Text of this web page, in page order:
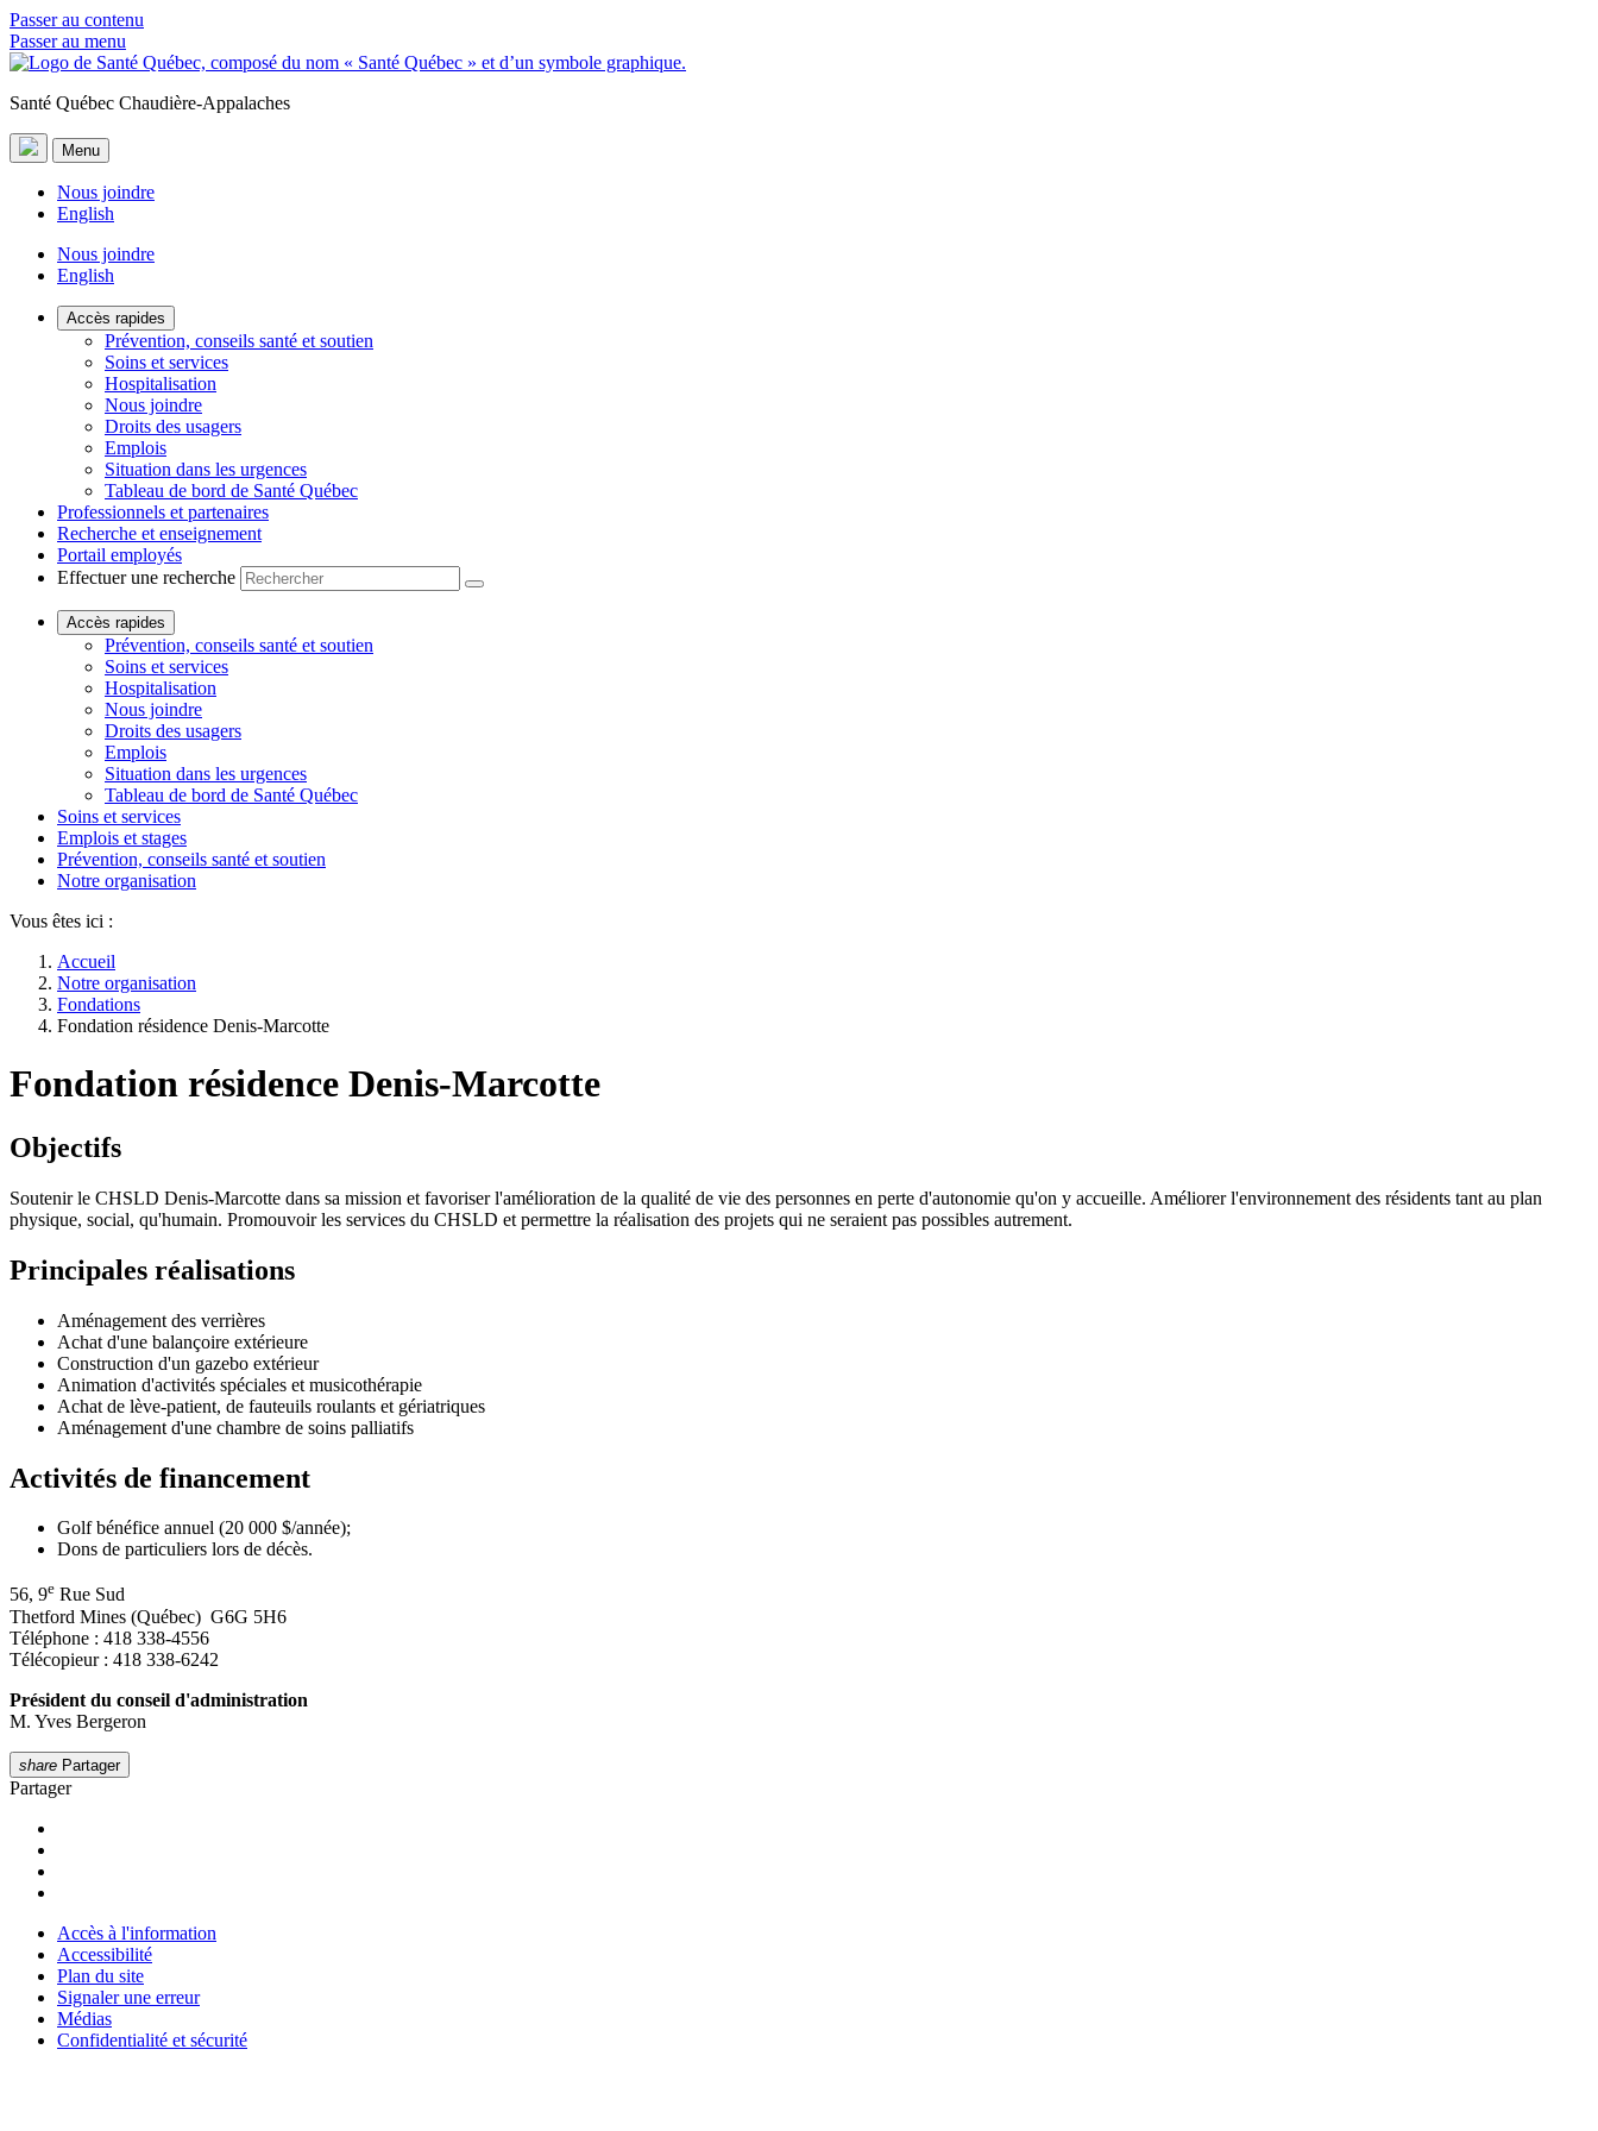
Passer au contenu
Passer au menu
Santé Québec Chaudière-Appalaches
Menu
Nous joindre
English
Nous joindre
English
Accès rapides
Prévention, conseils santé et soutien
Soins et services
Hospitalisation
Nous joindre
Droits des usagers
Emplois
Situation dans les urgences
Tableau de bord de Santé Québec
Professionnels et partenaires
Recherche et enseignement
Portail employés
Effectuer une recherche
Accès rapides
Prévention, conseils santé et soutien
Soins et services
Hospitalisation
Nous joindre
Droits des usagers
Emplois
Situation dans les urgences
Tableau de bord de Santé Québec
Soins et services
Emplois et stages
Prévention, conseils santé et soutien
Notre organisation
Vous êtes ici :
Accueil
Notre organisation
Fondations
Fondation résidence Denis-Marcotte
Fondation résidence Denis-Marcotte
Objectifs
Soutenir le CHSLD Denis-Marcotte dans sa mission et favoriser l'amélioration de la qualité de vie des personnes en perte d'autonomie qu'on y accueille. Améliorer l'environnement des résidents tant au plan
physique, social, qu'humain. Promouvoir les services du CHSLD et permettre la réalisation des projets qui ne seraient pas possibles autrement.
Principales réalisations
Aménagement des verrières
Achat d'une balançoire extérieure
Construction d'un gazebo extérieur
Animation d'activités spéciales et musicothérapie
Achat de lève-patient, de fauteuils roulants et gériatriques
Aménagement d'une chambre de soins palliatifs
Activités de financement
Golf bénéfice annuel (20 000 $/année);
Dons de particuliers lors de décès.
56, 9e Rue Sud
Thetford Mines (Québec) G6G 5H6
Téléphone : 418 338-4556
Télécopieur : 418 338-6242
Président du conseil d'administration
M. Yves Bergeron
share Partager
Partager
Accès à l'information
Accessibilité
Plan du site
Signaler une erreur
Médias
Confidentialité et sécurité